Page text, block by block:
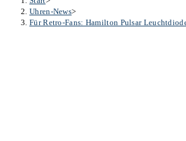
Uhren-News>
Für Retro-Fans: Hamilton Pulsar